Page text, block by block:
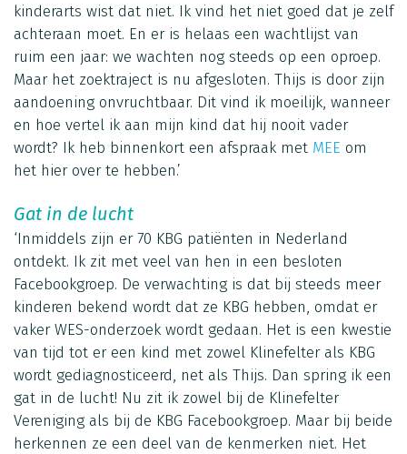
kinderarts wist dat niet. Ik vind het niet goed dat je zelf
achteraan moet. En er is helaas een wachtlijst van
ruim een jaar: we wachten nog steeds op een oproep.
Maar het zoektraject is nu afgesloten. Thijs is door zijn
aandoening onvruchtbaar. Dit vind ik moeilijk, wanneer
en hoe vertel ik aan mijn kind dat hij nooit vader
wordt? Ik heb binnenkort een afspraak met MEE om
het hier over te hebben.’
Gat in de lucht
‘Inmiddels zijn er 70 KBG patiënten in Nederland
ontdekt. Ik zit met veel van hen in een besloten
Facebookgroep. De verwachting is dat bij steeds meer
kinderen bekend wordt dat ze KBG hebben, omdat er
vaker WES-onderzoek wordt gedaan. Het is een kwestie
van tijd tot er een kind met zowel Klinefelter als KBG
wordt gediagnosticeerd, net als Thijs. Dan spring ik een
gat in de lucht! Nu zit ik zowel bij de Klinefelter
Vereniging als bij de KBG Facebookgroep. Maar bij beide
herkennen ze een deel van de kenmerken niet. Het